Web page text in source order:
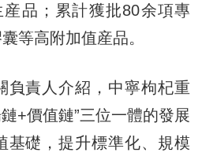
品；累計獲批80余項專
等高附加值産品。
責人介紹，中寧枸杞重
+價值鏈”三位一體的發展
基礎，提升標準化、規模